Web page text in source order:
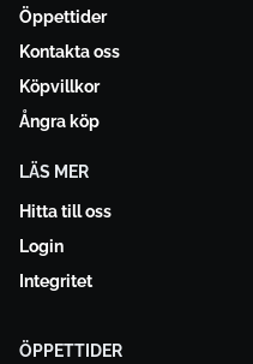
Öppettider
Kontakta oss
Köpvillkor
Ångra köp
LÄS MER
Hitta till oss
Login
Integritet
ÖPPETTIDER